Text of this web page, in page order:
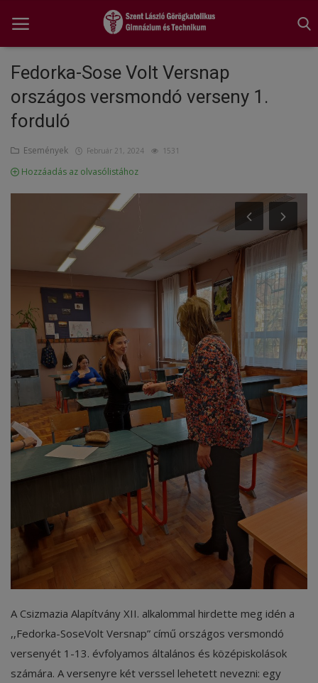
Főoldal
Diákönkormányzat
Egészségnevelés
Igazgatói köszöntő
Iskolánk
Ünnepeink
Képzéseink
Pályázatok
Dokumentumok
Menza
OM azonosító:203167 Tel.:(52)
mail:szentlaszlodebrecen@gmail.c
om Cím:Debrecen, Thomas Mann
utca 16.
Fedorka-Sose Volt Versnap
országos versmondó verseny 1.
forduló
Események Február 21, 2024 1531
Hozzáadás az olvasólistához
A Csizmazia Alapítvány XII. alkalommal hirdette meg idén a
,,Fedorka-SoseVolt Versnap” című országos versmondó
versenyét 1-13. évfolyamos általános és középiskolások
számára. A versenyre két verssel lehetett nevezni: egy